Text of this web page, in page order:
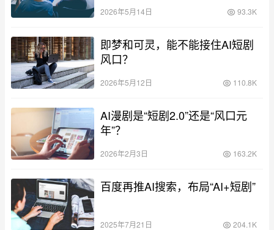
2026年5月14日 93.3K
即梦和可灵，能不能接住AI短剧
风口？
2026年5月12日 110.8K
AI漫剧是“短剧2.0”还是“风口元
年”？
2026年2月3日 163.2K
百度再推AI搜索，布局“AI+短剧”
2025年7月21日 204.1K